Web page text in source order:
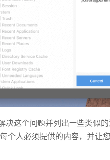
决这个问题并列出一些类似
个人必须提供的内容，并让